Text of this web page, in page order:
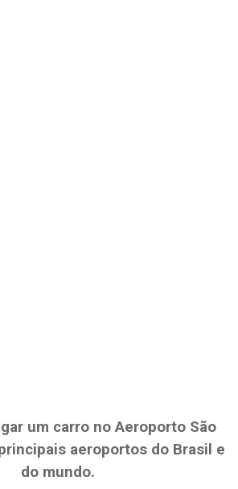
um carro no Aeroporto São
aeroportos do Brasil e
do mundo.